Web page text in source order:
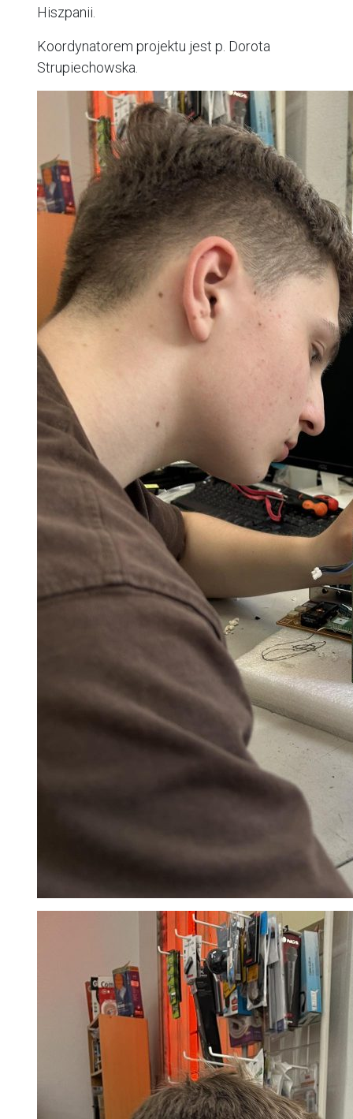
Hiszpanii.
Koordynatorem projektu jest p. Dorota
Strupiechowska.